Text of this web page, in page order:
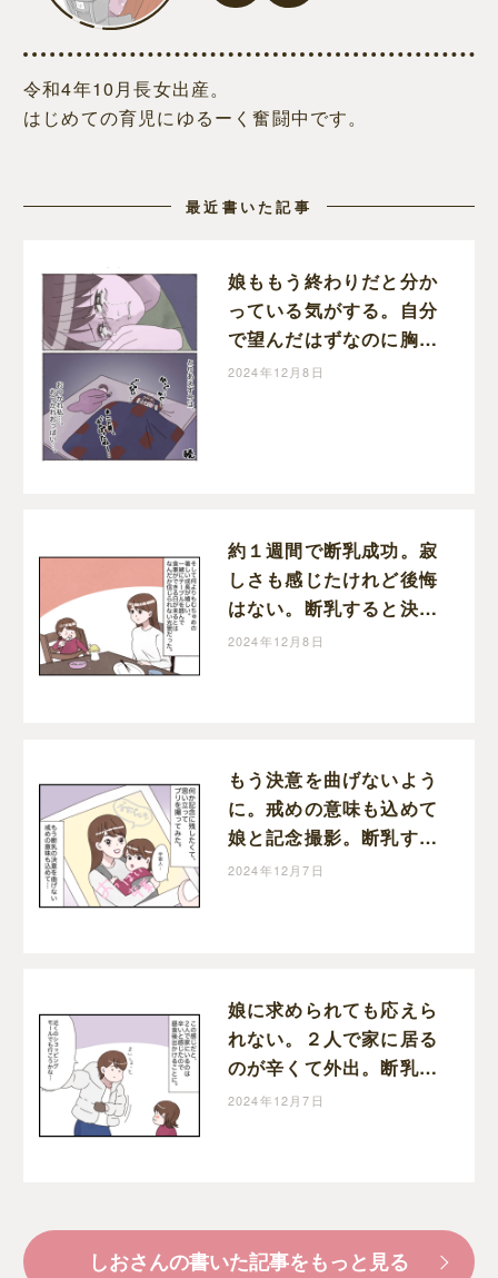
令和4年10月長女出産。
はじめての育児にゆるーく奮闘中です。
最近書いた記事
娘ももう終わりだと分か
っている気がする。自分
で望んだはずなのに胸が
締め付けられる。断乳す
2024年12月8日
約１週間で断乳成功。寂
しさも感じたけれど後悔
はない。断乳すると決め
た日［３７完］｜しおは
2024年12月8日
もう決意を曲げないよう
に。戒めの意味も込めて
娘と記念撮影。断乳する
と決めた日［３５］｜し
2024年12月7日
娘に求められても応えら
れない。２人で家に居る
のが辛くて外出。断乳す
ると決めた日［３４］｜
2024年12月7日
しおさんの書いた記事をもっと見る